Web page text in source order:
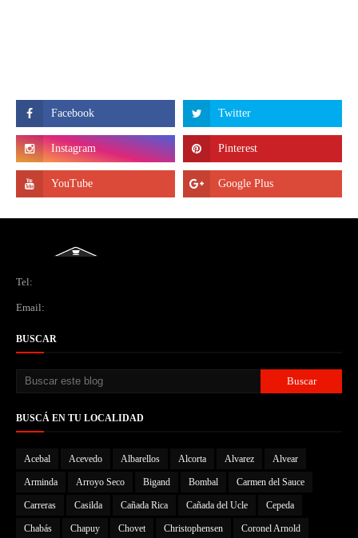
Tel:
Email:
BUSCAR
BUSCÁ EN TU LOCALIDAD
Acebal Acevedo Albarellos Alcorta Alvarez Alvear
Arminda Arroyo Seco Bigand Bombal Carmen del Sauce
Carreras Casilda Cañada Rica Cañada del Ucle Cepeda
Chabás Chapuy Chovet Christophensen Coronel Arnold